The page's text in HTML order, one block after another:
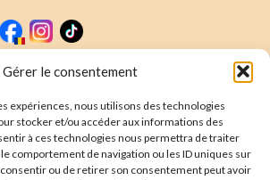
Gérer le consentement
expériences, nous utilisons des technologies
stocker et/ou accéder aux informations des
à ces technologies nous permettra de traiter
comportement de navigation ou les ID uniques sur
consentir ou de retirer son consentement peut avoir
Nous écrire
Souscrire